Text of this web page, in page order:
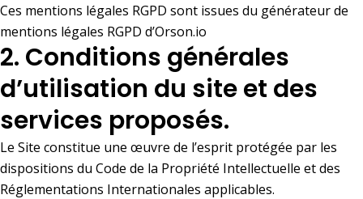
Ces mentions légales RGPD sont issues du générateur de
mentions légales RGPD d’Orson.io
2. Conditions générales
d’utilisation du site et des
services proposés.
Le Site constitue une œuvre de l’esprit protégée par les
dispositions du Code de la Propriété Intellectuelle et des
Réglementations Internationales applicables.